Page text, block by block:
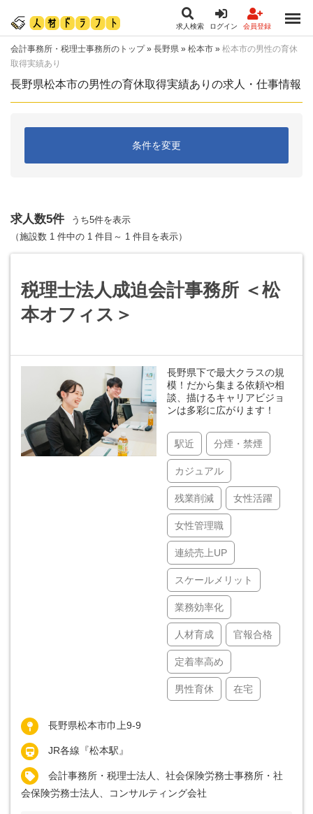
求人検索 ログイン 会員登録
会計事務所・税理士事務所のトップ» 長野県 » 松本市 » 松本市の男性の育休
取得実績あり
長野県松本市の男性の育休取得実績ありの求人・仕事情報
条件を変更
求人数5件
うち5件を表示
（施設数 1 件中の 1 件目～ 1 件目を表示）
税理士法人成迫会計事務所 ＜松
本オフィス＞
長野県下で最大クラスの規
模！だから集まる依頼や相
談、描けるキャリアビジョ
ンは多彩に広がります！
駅近 分煙・禁煙
カジュアル
残業削減 女性活躍
女性管理職
連続売上UP
スケールメリット
業務効率化
人材育成 官報合格
定着率高め
男性育休 在宅
長野県松本市巾上9-9
JR各線『松本駅』
会計事務所・税理士法人、社会保険労務士事務所・社
会保険労務士法人、コンサルティング会社